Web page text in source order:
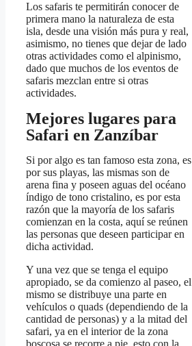
Los safaris te permitirán conocer de
primera mano la naturaleza de esta
isla, desde una visión más pura y real,
asimismo, no tienes que dejar de lado
otras actividades como el alpinismo,
dado que muchos de los eventos de
safaris mezclan entre si otras
actividades.
Mejores lugares para
Safari en Zanzíbar
Si por algo es tan famoso esta zona, es
por sus playas, las mismas son de
arena fina y poseen aguas del océano
índigo de tono cristalino, es por esta
razón que la mayoría de los safaris
comienzan en la costa, aquí se reúnen
las personas que deseen participar en
dicha actividad.
Y una vez que se tenga el equipo
apropiado, se da comienzo al paseo, el
mismo se distribuye una parte en
vehículos o quads (dependiendo de la
cantidad de personas) y a la mitad del
safari, ya en el interior de la zona
boscosa se recorre a pie, esto con la